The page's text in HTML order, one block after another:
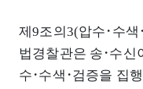
제9조의3(압수･수
법경찰관은 송･수신
수･수색･검증을 집